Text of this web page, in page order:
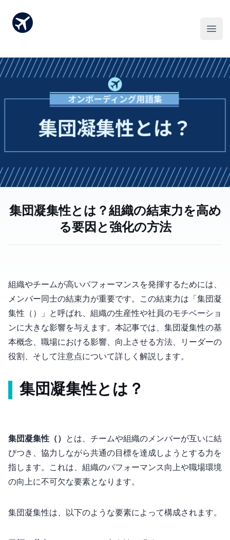
集団凝集性とは？組織の結束力を高め
る要因と強化の方法
組織やチームが高いパフォーマンスを発揮するためには、
メンバー同士の結束力が重要です。この結束力は「集団凝
集性（Group Cohesion）」と呼ばれ、組織の生産性や社員のモチベーショ
ンに大きな影響を与えます。本記事では、集団凝集性の基
本概念、職場における影響、向上させる方法、リーダーの
役割、そして注意点について詳しく解説します。
集団凝集性とは？
集団凝集性（Group Cohesion）
とは、チームや組織のメンバーが互いに結
びつき、協力しながら共通の目標を達成しようとする力を
指します。これは、組織のパフォーマンス向上や職場環境
の向上に不可欠な要素となります。
集団凝集性は、以下のような要素によって構成されます。